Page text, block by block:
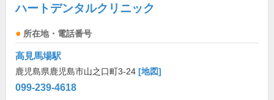
ハートデンタルクリニック
所在地・電話番号
高見馬場駅
鹿児島県鹿児島市山之口町3-24 [地図]
099-239-4618